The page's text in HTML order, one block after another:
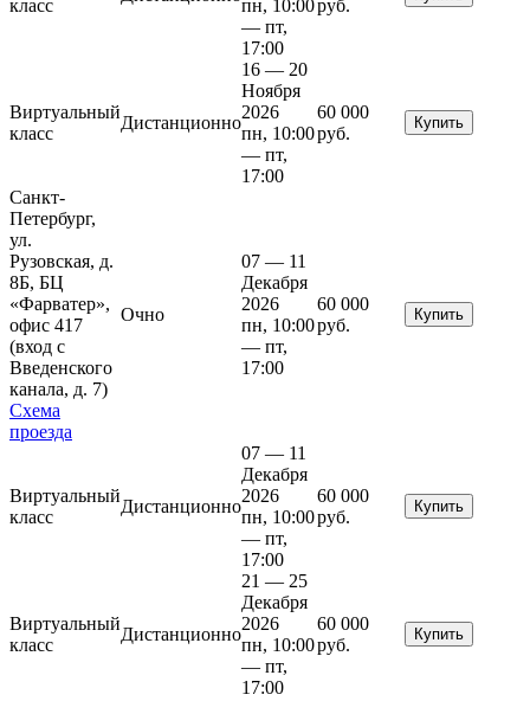
класс
пн, 10:00
— пт,
17:00
руб.
Виртуальный
класс
Дистанционно
16 — 20
Ноября
2026
пн, 10:00
— пт,
17:00
60 000
руб.
Купить
Санкт-
Петербург,
ул.
Рузовская, д.
8Б, БЦ
«Фарватер»,
офис 417
(вход с
Введенского
канала, д. 7)
Схема
проезда
Очно
07 — 11
Декабря
2026
пн, 10:00
— пт,
17:00
60 000
руб.
Купить
Виртуальный
класс
Дистанционно
07 — 11
Декабря
2026
пн, 10:00
— пт,
17:00
60 000
руб.
Купить
Виртуальный
класс
Дистанционно
21 — 25
Декабря
2026
пн, 10:00
— пт,
17:00
60 000
руб.
Купить